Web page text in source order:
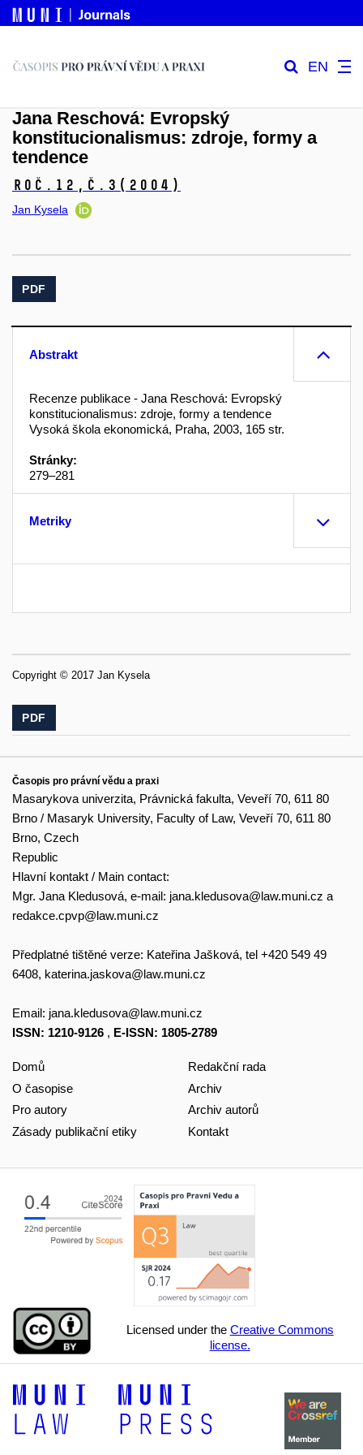
EN
Jana Reschová: Evropský
konstitucionalismus: zdroje, formy a
tendence
Roč.12, č.3 (2004)
Jan Kysela
PDF
Abstrakt
Recenze publikace - Jana Reschová: Evropský
konstitucionalismus: zdroje, formy a tendence
Vysoká škola ekonomická, Praha, 2003, 165 str.
Stránky:
279–281
Metriky
Copyright © 2017 Jan Kysela
PDF
Časopis pro právní vědu a praxi
Masarykova univerzita, Právnická fakulta, Veveří 70, 611 80
Brno / Masaryk University, Faculty of Law, Veveří 70, 611 80
Brno, Czech
Republic
Hlavní kontakt / Main contact:
Mgr. Jana Kledusová, e-mail: jana.kledusova@law.muni.cz a
redakce.cpvp@law.muni.cz
Předplatné tištěné verze: Kateřina Jašková, tel +420 549 49
6408, katerina.jaskova@law.muni.cz
Email: jana.kledusova@law.muni.cz
ISSN: 1210-9126 , E-ISSN: 1805-2789
Domů
O časopise
Pro autory
Zásady publikační etiky
Redakční rada
Archiv
Archiv autorů
Kontakt
Licensed under the Creative Commons
license.